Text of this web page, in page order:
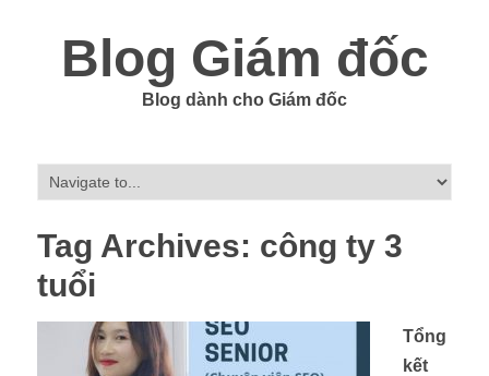
Blog Giám đốc
Blog dành cho Giám đốc
Tag Archives: công ty 3
tuổi
Tổng
kết